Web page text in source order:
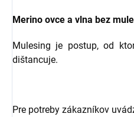
Merino ovce a vlna bez
Mulesing je postup, od
dištancuje.
Pre potreby zákazníkov